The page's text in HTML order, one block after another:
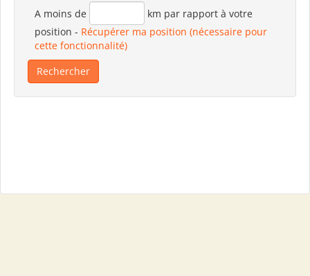
A moins de
km par rapport à votre
position - Récupérer ma position (nécessaire pour
cette fonctionnalité)